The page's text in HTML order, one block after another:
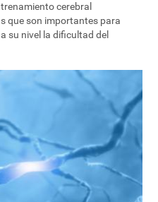
cerebral
que son importantes para
su nivel la dificultad del